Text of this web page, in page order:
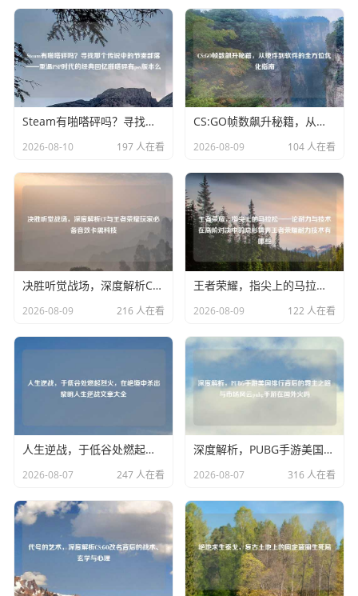
Steam有啪嗒砰吗？寻找那个传说中的节奏部落——重温PSP时代的经典回忆啪嗒砰有psv版本么
2026-08-10 197 人在看
CS:GO帧数飙升秘籍，从硬件到软件的全方位优化指南
2026-08-09 104 人在看
决胜听觉战场，深度解析CF与王者荣耀玩家必备音效卡黑科技
2026-08-09 216 人在看
王者荣耀，指尖上的马拉松——论耐力与技术在高阶对决中的隐形博弈王者荣耀耐力技术有哪些
2026-08-09 122 人在看
人生逆战，于低谷处燃起烈火，在绝境中杀出黎明人生逆战文章大全
2026-08-07 247 人在看
深度解析，PUBG手游美国排行背后的霸主之路与市场风云pubg手游在国外火吗
2026-08-07 316 人在看